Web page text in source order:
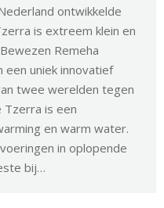
ontwikkelde
is extreem klein en
Remeha
een uniek innovatief
twee werelden tegen
Tzerra is een
en warm water.
in oplopende
bij…